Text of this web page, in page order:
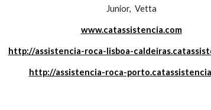
Junior,  Vetta
www.catassistencia.com
http://assistencia-roca-lisboa-
http://assistencia-roca-